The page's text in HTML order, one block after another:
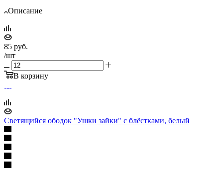
Описание
85 руб.
/шт
В корзину
Светящийся ободок "Ушки зайки" с блёстками, белый